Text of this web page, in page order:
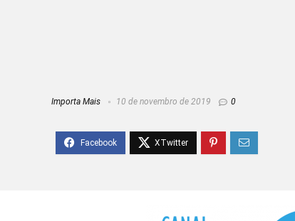
Importa Mais 10 de novembro de 2019 0